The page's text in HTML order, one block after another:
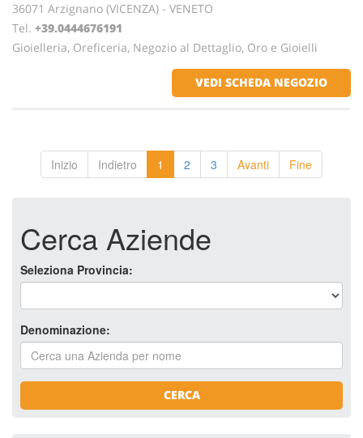
36071 Arzignano (VICENZA) - VENETO
Tel. +39.0444676191
Gioielleria, Oreficeria, Negozio al Dettaglio, Oro e Gioielli
VEDI SCHEDA NEGOZIO
Inizio Indietro 1 2 3 Avanti Fine
Cerca Aziende
Seleziona Provincia:
Denominazione:
CERCA